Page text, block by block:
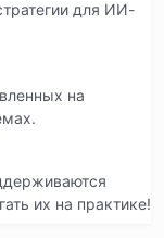
для ИИ-
на
их на практике!